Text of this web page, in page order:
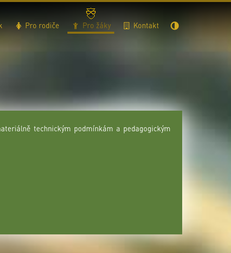
Pro rodiče Pro žáky Kontakt
technickým podmínkám a pedagogickým